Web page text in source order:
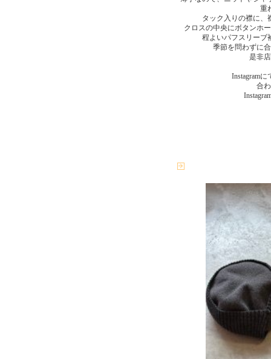
重
タック入りの襟に、
クロスの中央にボタンホ
程よいパフスリー
季節を問わずに
是非
Instagram
合